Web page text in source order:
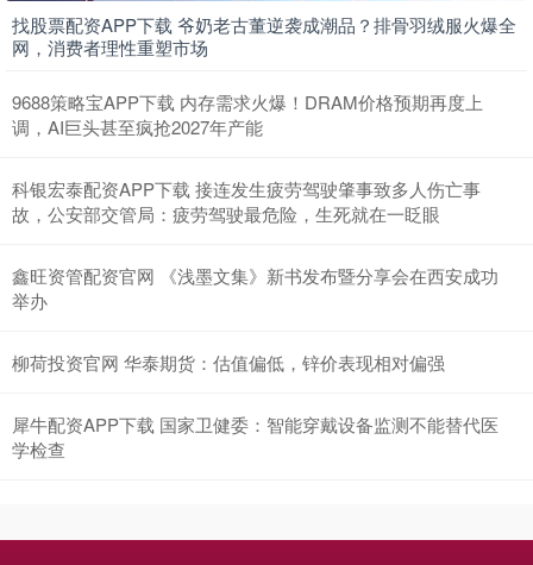
找股票配资APP下载 爷奶老古董逆袭成潮品？排骨羽绒服火爆全
网，消费者理性重塑市场
9688策略宝APP下载 内存需求火爆！DRAM价格预期再度上
调，AI巨头甚至疯抢2027年产能
科银宏泰配资APP下载 接连发生疲劳驾驶肇事致多人伤亡事
故，公安部交管局：疲劳驾驶最危险，生死就在一眨眼
鑫旺资管配资官网 《浅墨文集》新书发布暨分享会在西安成功
举办
柳荷投资官网 华泰期货：估值偏低，锌价表现相对偏强
犀牛配资APP下载 国家卫健委：智能穿戴设备监测不能替代医
学检查